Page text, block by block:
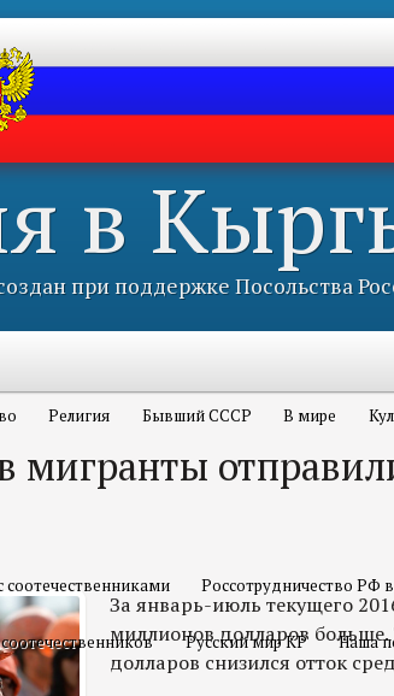
в
при поддержке Посольства
Религия Бывший СССР В мире
соотечественниками Россотрудничество РФ
Русский мир КР Наша
мигранты
За январь-июль текущего
миллионов долларов
долларов снизился отток